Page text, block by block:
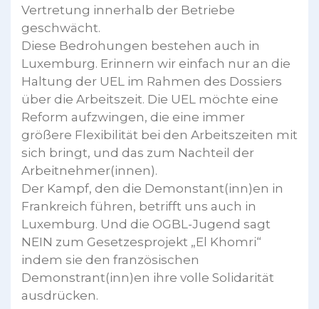
Vertretung innerhalb der Betriebe
geschwächt.
Diese Bedrohungen bestehen auch in
Luxemburg. Erinnern wir einfach nur an die
Haltung der UEL im Rahmen des Dossiers
über die Arbeitszeit. Die UEL möchte eine
Reform aufzwingen, die eine immer
größere Flexibilität bei den Arbeitszeiten mit
sich bringt, und das zum Nachteil der
Arbeitnehmer(innen).
Der Kampf, den die Demonstant(inn)en in
Frankreich führen, betrifft uns auch in
Luxemburg. Und die OGBL-Jugend sagt
NEIN zum Gesetzesprojekt „El Khomri“
indem sie den französischen
Demonstrant(inn)en ihre volle Solidarität
ausdrücken.